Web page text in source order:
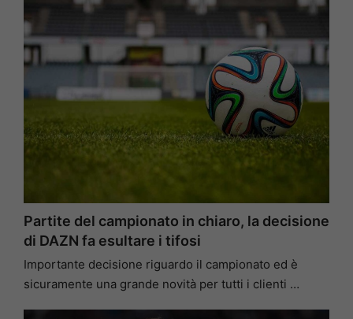
Partite del campionato in chiaro, la decisione
di DAZN fa esultare i tifosi
Importante decisione riguardo il campionato ed è
sicuramente una grande novità per tutti i clienti …